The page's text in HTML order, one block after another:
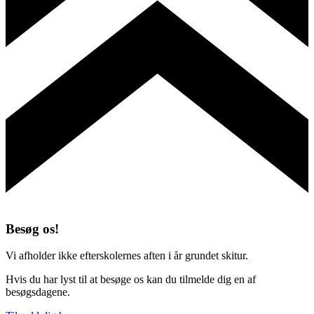
Besøg os!
Vi afholder ikke efterskolernes aften i år grundet skitur.
Hvis du har lyst til at besøge os kan du tilmelde dig en af
besøgsdagene.